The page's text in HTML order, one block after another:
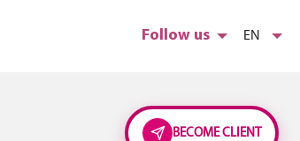
Follow us EN
BECOME CLIENT